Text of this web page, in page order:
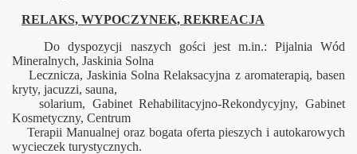
RELAKS, WYPOCZYNEK, REKREACJA
Do dyspozycji naszych gości jest m.in.: Pijalnia Wód
Mineralnych, Jaskinia Solna
Lecznicza, Jaskinia Solna Relaksacyjna z aromaterapią, basen
kryty, jacuzzi, sauna,
solarium, Gabinet Rehabilitacyjno-Rekondycyjny, Gabinet
Kosmetyczny, Centrum
Terapii Manualnej oraz bogata oferta pieszych i autokarowych
wycieczek turystycznych.